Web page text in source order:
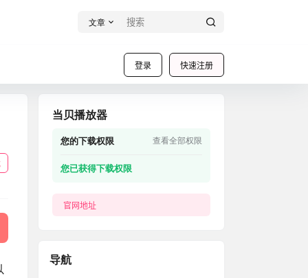
文章
登录 快速注册
当贝播放器
您的下载权限 查看全部权限
您已获得下载权限
官网地址
导航